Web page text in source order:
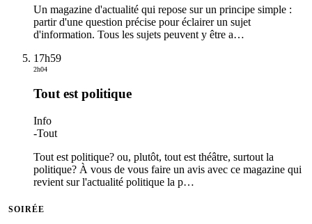
Un magazine d'actualité qui repose sur un principe simple :
partir d'une question précise pour éclairer un sujet
d'information. Tous les sujets peuvent y être a…
17h59
2h04
Tout est politique
Info
-Tout
Tout est politique? ou, plutôt, tout est théâtre, surtout la
politique? À vous de vous faire un avis avec ce magazine qui
revient sur l'actualité politique la p…
SOIRÉE